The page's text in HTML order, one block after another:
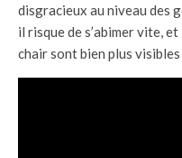
disgracieux au niveau des
il risque de s’abimer vite,
chair sont bien plus